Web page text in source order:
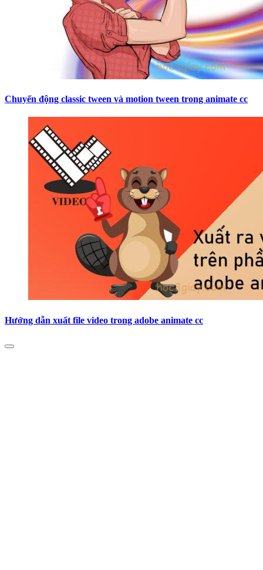
Chuyển động classic tween và motion tween trong animate cc
Hướng dẫn xuất file video trong adobe animate cc